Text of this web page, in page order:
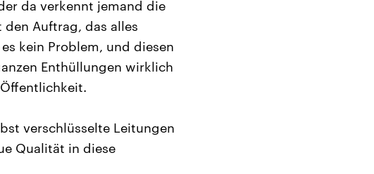
da verkennt jemand die
Auftrag, das alles
kein Problem, und diesen
Enthüllungen wirklich
verschlüsselte Leitungen
Qualität in diese